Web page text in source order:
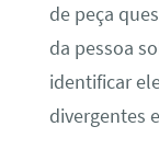
de peça
da pessoa
identificar
divergentes